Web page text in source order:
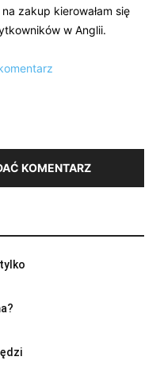
zakup kierowałam się
w Anglii.
KOMENTARZ